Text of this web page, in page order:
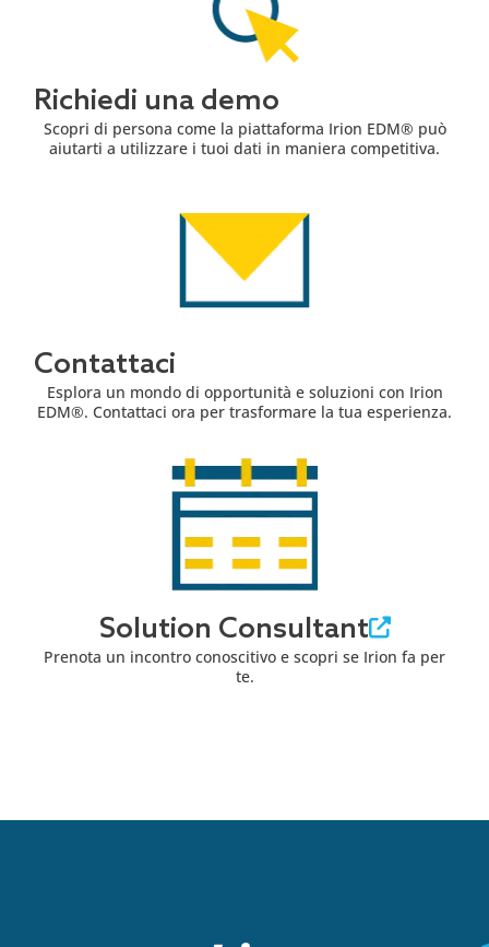
Richiedi una demo
Scopri di persona come la piattaforma Irion EDM® può
aiutarti a utilizzare i tuoi dati in maniera competitiva.
Contattaci
Esplora un mondo di opportunità e soluzioni con Irion
EDM®. Contattaci ora per trasformare la tua esperienza.
Solution Consultant
Prenota un incontro conoscitivo e scopri se Irion fa per
te.